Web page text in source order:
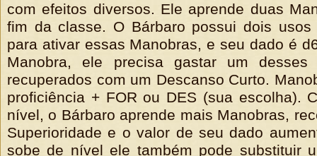
com efeitos diversos. Ele aprende duas
fim da classe. O Bárbaro possui dois usos
para ativar essas Manobras, e seu dado é
Manobra, ele precisa gastar um
recuperados com um Descanso Curto.
proficiência + FOR ou DES (sua escolha).
nível, o Bárbaro aprende mais Manobras,
Superioridade e o valor de seu dado
sobe de nível ele também pode substituir